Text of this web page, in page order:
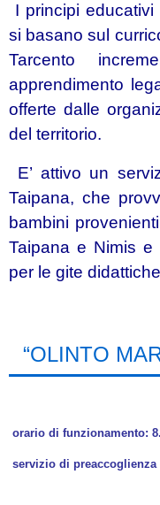
I principi
si basano sul
Tarcento
apprendimento
offerte dalle
del territorio.
E’ attivo un
Taipana, che
bambini
Taipana e Nimis e
per le gite
“OLINTO
orario di funzionamento:
servizio di preaccoglienza